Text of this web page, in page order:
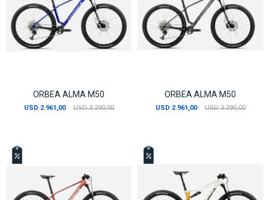
ORBEA ALMA M50
USD 2.961,00 USD 3.290,00
ORBEA ALMA M50
USD 2.961,00 USD 3.290,00